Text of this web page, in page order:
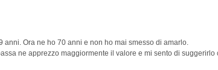
anni. Ora ne ho 70 anni e non ho mai smesso di amarlo.
ne apprezzo maggiormente il valore e mi sento di